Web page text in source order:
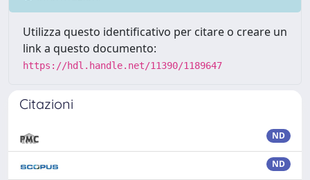
Utilizza questo identificativo per citare o creare un
link a questo documento:
https://hdl.handle.net/11390/1189647
Citazioni
ND
ND